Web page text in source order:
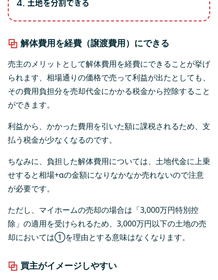
土地を分割できる
解体費用を経費（譲渡費用）にできる
売主のメリットとして解体費用を経費にできることが挙げ
られます、相場通りの価格で売って利益が出たとしても、
その費用負担分を売却代金にかかる税金から控除すること
ができます。
利益から、かかった費用を引いた額に課税されるため、支
払う税金が少なくなるのです。
ちなみに、負担した解体費用については、土地代金に上乗
せすると相場+αの金額になりなかなか売れないので注意
が必要です。
ただし、マイホームの売却の場合は「3,000万円特別控
除」の適用を受けられるため、3,000万円以下の土地の売
却においては①を理由とする意味はなくなります。
買主がイメージしやすい